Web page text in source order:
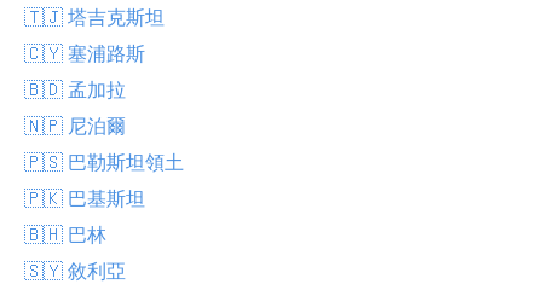
🇹🇯 塔吉克斯坦
🇨🇾 塞浦路斯
🇧🇩 孟加拉
🇳🇵 尼泊爾
🇵🇸 巴勒斯坦領土
🇵🇰 巴基斯坦
🇧🇭 巴林
🇸🇾 敘利亞